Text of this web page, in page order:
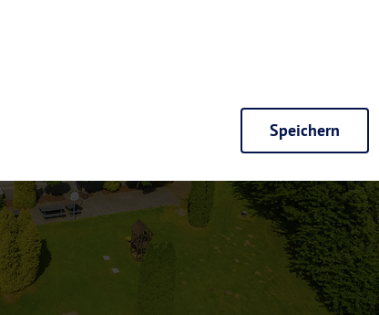
Seite unbedingt notwendig und ermöglichen beispielsweise
einem erneuten Besuch unserer Seite schneller zur Verfügung zu
weiter zu verbessern, erfassen wir anonymisierte Daten für
die Besucherzahlen und den Effekt bestimmter Seiten unseres
hierfür Dienste von Google und Facebook. Durch diese Dienste
Daten, kommen. Weitere Hinweise zu der Verarbeitung
Einwilligung jederzeit in den Cookie-Einstellungen
widerrufen.
Speichern